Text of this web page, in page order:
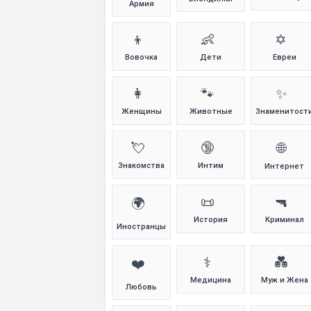
Армия
👦
Вовочка
👶
Дети
✡️
Евреи
👩
Женщины
🐾
Животные
✨
💘
Знакомства
🔞
Интим
🌐
Интернет
🌍
Иностранцы
📜
История
🔫
Криминал
❤️
Любовь
⚕️
Медицина
💑
Муж и Жена